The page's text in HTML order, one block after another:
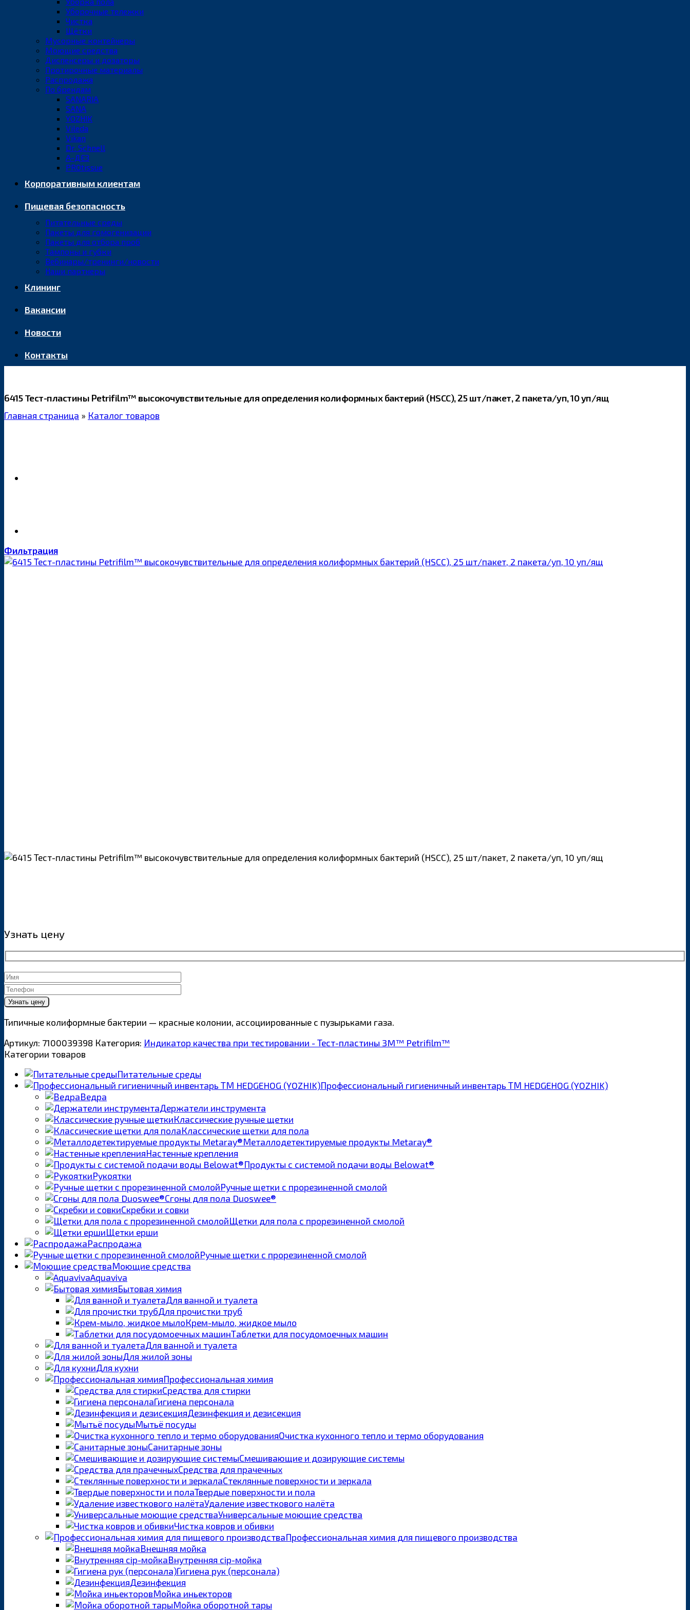
Уборочные тележки
Чистка
Щётки
Мусорные контейнеры
Моющие средства
Диспенсеры и дозаторы
Протирочные материалы
Распродажа
По брендам
SANARIA
SANA
YOZHIK
Vileda
Vikan
Dr. Schnell
А-ДЕЗ
PROtissue
Корпоративным клиентам
Пищевая безопасность
Питательные среды
Пакеты для гомогенизации
Пакеты для отбора проб
Тампоны и губки
Вебинары/тренинги/новости
Наши партнеры
Клининг
Вакансии
Новости
Контакты
6415 Тест-пластины Petrifilm™ высокочувствительные для определения колиформных бактерий (HSCC), 25 шт/пакет, 2 пакета/уп, 10 уп/ящ
Главная страница » Каталог товаров
Фильтрация
Узнать цену
Типичные колиформные бактерии — красные колонии, ассоциированные с пузырьками газа.
Артикул: 7100039398 Категория: Индикатор качества при тестировании - Тест-пластины 3M™ Petrifilm™
Категории товаров
Питательные среды
Профессиональный гигиеничный инвентарь ТМ HEDGEHOG (YOZHIK)
Ведра
Держатели инструмента
Классические ручные щетки
Классические щетки для пола
Металлодетектируемые продукты Metaray®
Настенные крепления
Продукты с системой подачи воды Belowat®
Рукоятки
Ручные щетки с прорезиненной смолой
Сгоны для пола Duoswee®
Скребки и совки
Щетки для пола с прорезиненной смолой
Щетки ерши
Распродажа
Ручные щетки с прорезиненной смолой
Моющие средства
Aquaviva
Бытовая химия
Для ванной и туалета
Для прочистки труб
Крем-мыло, жидкое мыло
Таблетки для посудомоечных машин
Для ванной и туалета
Для жилой зоны
Для кухни
Профессиональная химия
Средства для стирки
Гигиена персонала
Дезинфекция и дезисекция
Мытьё посуды
Очистка кухонного тепло и термо оборудования
Санитарные зоны
Смешивающие и дозирующие системы
Средства для прачечных
Стеклянные поверхности и зеркала
Твердые поверхности и пола
Удаление известкового налёта
Универсальные моющие средства
Чистка ковров и обивки
Профессиональная химия для пищевого производства
Внешняя мойка
Внутренняя cip-мойка
Гигиена рук (персонала)
Дезинфекция
Мойка иньекторов
Мойка оборотной тары